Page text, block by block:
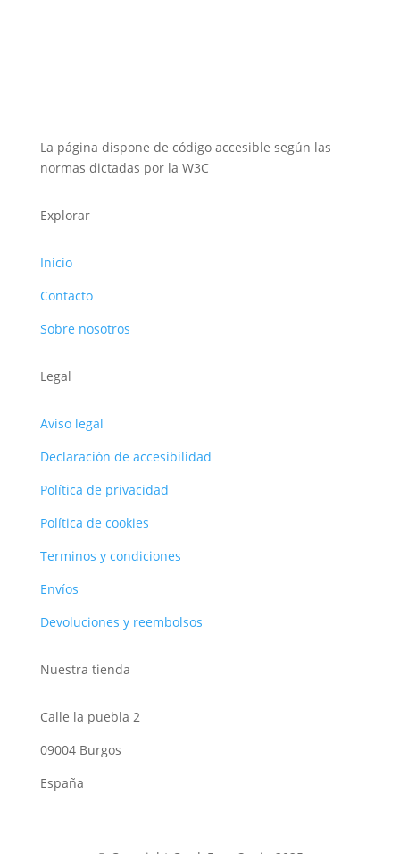
La página dispone de código accesible según las
normas dictadas por la W3C
Explorar
Inicio
Contacto
Sobre nosotros
Legal
Aviso legal
Declaración de accesibilidad
Política de privacidad
Política de cookies
Terminos y condiciones
Envíos
Devoluciones y reembolsos
Nuestra tienda
Calle la puebla 2
09004 Burgos
España